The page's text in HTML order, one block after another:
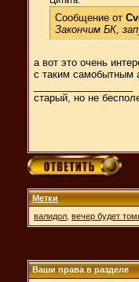
Сообщение от
Закончим БК,
а вот это очень
с таким самобытным
старый, но не
Метки
валидол вечер будет
Ваши права в разделе